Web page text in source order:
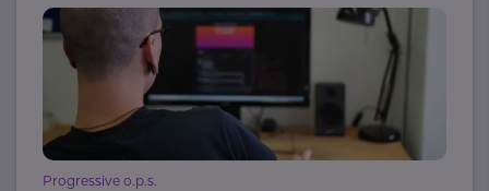
Progressive o.p.s.